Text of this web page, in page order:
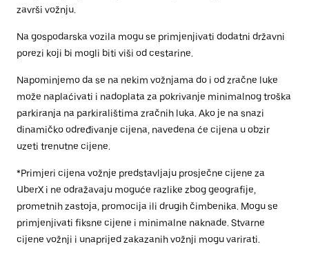
završi vožnju.
Na gospodarska vozila mogu se primjenjivati dodatni državni
porezi koji bi mogli biti viši od cestarine.
Napominjemo da se na nekim vožnjama do i od zračne luke
može naplaćivati i nadoplata za pokrivanje minimalnog troška
parkiranja na parkiralištima zračnih luka. Ako je na snazi
dinamičko određivanje cijena, navedena će cijena u obzir
uzeti trenutne cijene.
*Primjeri cijena vožnje predstavljaju prosječne cijene za
UberX i ne odražavaju moguće razlike zbog geografije,
prometnih zastoja, promocija ili drugih čimbenika. Mogu se
primjenjivati fiksne cijene i minimalne naknade. Stvarne
cijene vožnji i unaprijed zakazanih vožnji mogu varirati.